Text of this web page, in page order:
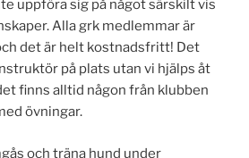
uppföra sig på något särskilt vis
Alla grk medlemmar är
det är helt kostnadsfritt! Det
på plats utan vi hjälps åt
finns alltid någon från klubben
övningar.
och träna hund under